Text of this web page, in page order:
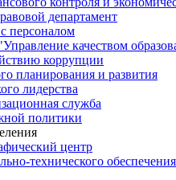
департамент
персоналом
качеством
коррупции
планирования и развития
лидерства
служба
политики
центр
технического обеспечения